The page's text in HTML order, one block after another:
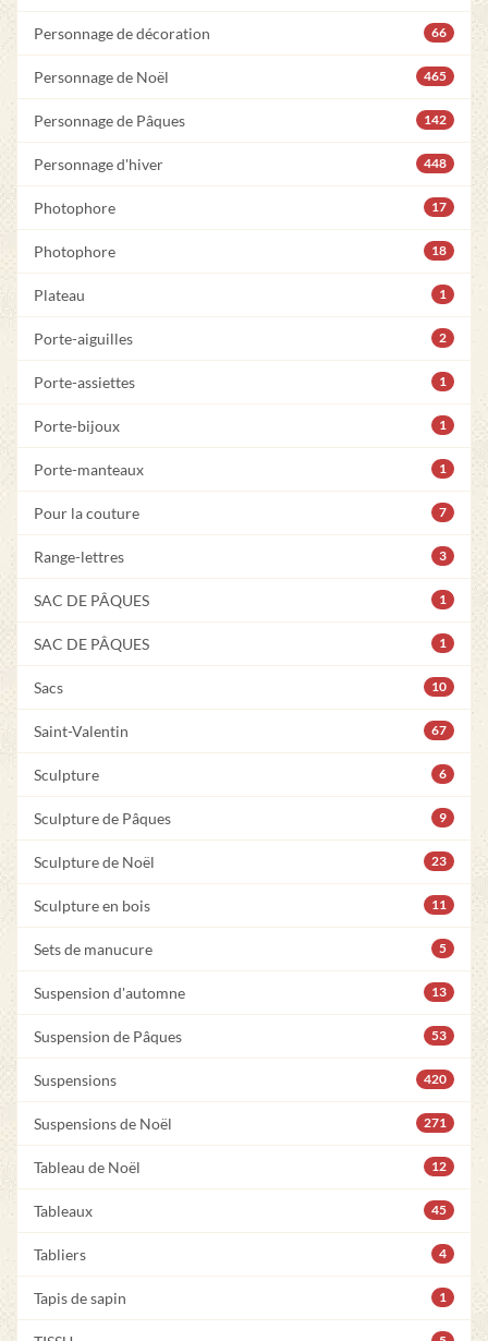
Personnage de décoration 66
Personnage de Noël 465
Personnage de Pâques 142
Personnage d'hiver 448
Photophore 17
Photophore 18
Plateau 1
Porte-aiguilles 2
Porte-assiettes 1
Porte-bijoux 1
Porte-manteaux 1
Pour la couture 7
Range-lettres 3
SAC DE PÂQUES 1
SAC DE PÂQUES 1
Sacs 10
Saint-Valentin 67
Sculpture 6
Sculpture de Pâques 9
Sculpture de Noël 23
Sculpture en bois 11
Sets de manucure 5
Suspension d'automne 13
Suspension de Pâques 53
Suspensions 420
Suspensions de Noël 271
Tableau de Noël 12
Tableaux 45
Tabliers 4
Tapis de sapin 1